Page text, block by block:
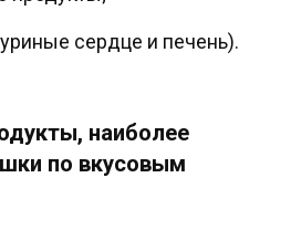
сердце и печень).
наиболее
по вкусовым